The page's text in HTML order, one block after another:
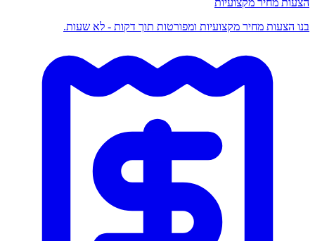
הצעות מחיר מקצועיות
בנו הצעות מחיר מקצועיות ומפורטות תוך דקות - לא שעות.